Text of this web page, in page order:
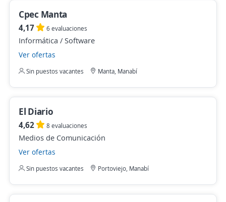
Cpec Manta
4,17 6 evaluaciones
Informática / Software
Ver ofertas
Sin puestos vacantes Manta, Manabí
El Diario
4,62 8 evaluaciones
Medios de Comunicación
Ver ofertas
Sin puestos vacantes Portoviejo, Manabí